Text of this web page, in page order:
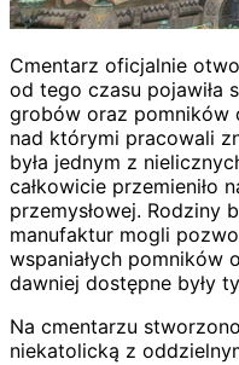
Cmentarz oficjalnie
od tego czasu pojawiła
grobów oraz pomników
nad którymi pracowali
była jednym z
całkowicie przemieniło
przemysłowej. Rodziny
manufaktur mogli
wspaniałych pomników
dawniej dostępne były
Na cmentarzu
niekatolicką z